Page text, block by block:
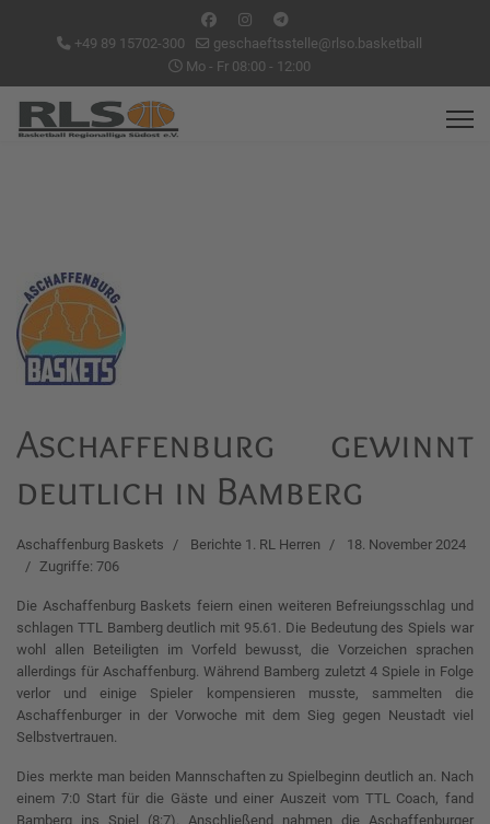
+49 89 15702-300
geschaeftsstelle@rlso.basketball
Mo - Fr 08:00 - 12:00
Aschaffenburg gewinnt
deutlich in Bamberg
Aschaffenburg Baskets Berichte 1. RL Herren
18. November 2024
Zugriffe: 706
Die Aschaffenburg Baskets feiern einen weiteren Befreiungsschlag und
schlagen TTL Bamberg deutlich mit 95.61. Die Bedeutung des Spiels war
wohl allen Beteiligten im Vorfeld bewusst, die Vorzeichen sprachen
allerdings für Aschaffenburg. Während Bamberg zuletzt 4 Spiele in Folge
verlor und einige Spieler kompensieren musste, sammelten die
Aschaffenburger in der Vorwoche mit dem Sieg gegen Neustadt viel
Selbstvertrauen.
Dies merkte man beiden Mannschaften zu Spielbeginn deutlich an. Nach
einem 7:0 Start für die Gäste und einer Auszeit vom TTL Coach, fand
Bamberg ins Spiel (8:7). Anschließend nahmen die Aschaffenburger